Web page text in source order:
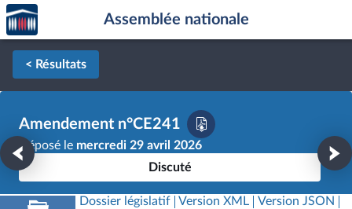
Aller au contenu
Aller en bas de la page
Accèder
à la
page
d'accueil
Assemblée nationale
< Résultats
Amendement n°CE241
Déposé le mercredi 29 avril 2026
Discuté
Dossier législatif Version XML
Version JSON